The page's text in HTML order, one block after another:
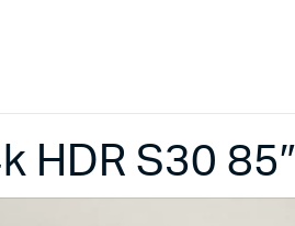
HDR S30 85″